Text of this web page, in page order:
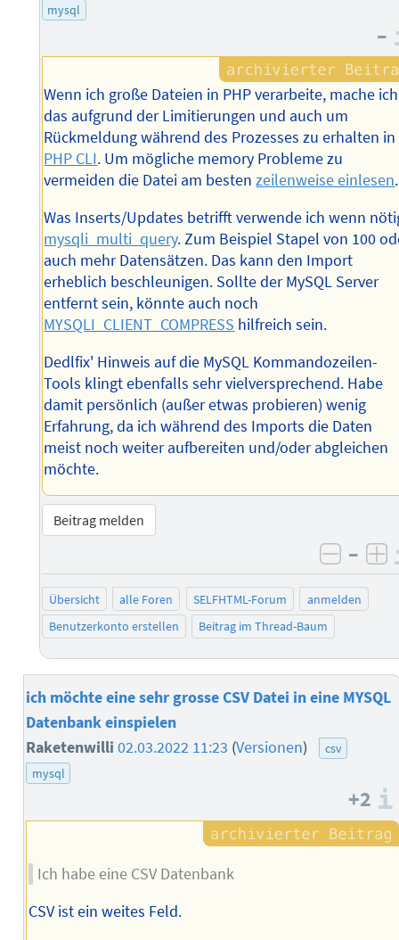
mysql
–
Wenn ich große Dateien in PHP verarbeite, mache ich
das aufgrund der Limitierungen und auch um
Rückmeldung während des Prozesses zu erhalten in
PHP CLI. Um mögliche memory Probleme zu
vermeiden die Datei am bestenzeilenweise einlesen.
Was Inserts/Updates betrifft verwende ich wenn
mysqli_multi_query. Zum Beispiel Stapel von 100
auch mehr Datensätzen. Das kann den Import
erheblich beschleunigen. Sollte der MySQL Server
entfernt sein, könnte auch noch
MYSQLI_CLIENT_COMPRESS hilfreich sein.
Dedlfix' Hinweis auf die MySQL Kommandozeilen-
Tools klingt ebenfalls sehr vielversprechend. Habe
damit persönlich (außer etwas probieren) wenig
Erfahrung, da ich während des Imports die Daten
meist noch weiter aufbereiten und/oder abgleichen
möchte.
Beitrag melden
–
Übersicht alle Foren SELFHTML-Forum
anmelden
Benutzerkonto erstellen
Beitrag im Thread-Baum
ich möchte eine sehr grosse CSV Datei in eine MYSQL
Datenbank einspielen
Raketenwilli02.03.2022 11:23 (Versionen)
csv
mysql
+2
Ich habe eine CSV Datenbank
CSV ist ein weites Feld.